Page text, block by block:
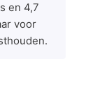
en 4,7
voor